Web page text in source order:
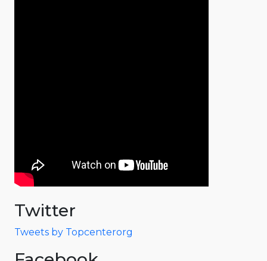
Twitter
Tweets by Topcenterorg